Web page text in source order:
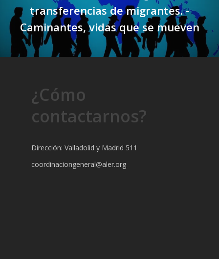
transferencias de migrantes. -
Caminantes, vidas que se mueven
¿Cómo
contactarnos?
Dirección: Valladolid y Madrid 511
coordinaciongeneral@aler.org